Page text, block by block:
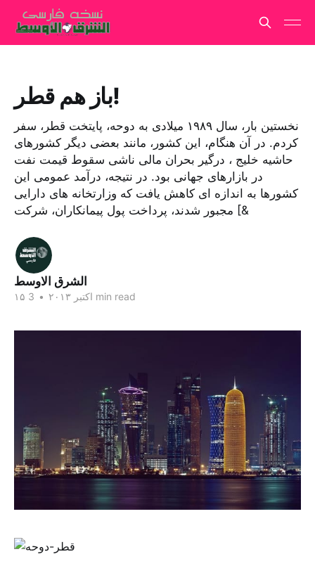
باز هم قطر!
نخستین بار، سال ۱۹۸۹ میلادی به دوحه، پایتخت قطر، سفر
کردم. در آن هنگام، این کشور، مانند بعضی دیگر کشورهای
حاشیه خلیج ، درگیر بحران مالی ناشی سقوط قیمت نفت
در بازارهای جهانی بود. در نتیجه، درآمد عمومی این
کشورها به اندازه ای کاهش یافت که وزارتخانه های دارایی
مجبور شدند، پرداخت پول پیمانکاران، شرکت [&
الشرق الاوسط
۱۵ اکتبر ۲۰۱۳ • 3 min read